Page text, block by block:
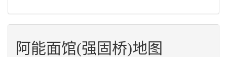
阿能面馆(强固桥)地图